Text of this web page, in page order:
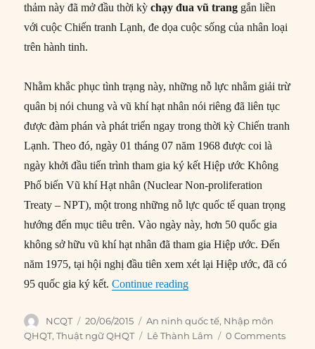
thảm này đã mở đầu thời kỳchạy đua vũ trang gắn liền
với cuộc Chiến tranh Lạnh, đe dọa cuộc sống của nhân loại
trên hành tinh.
Nhằm khắc phục tình trạng này, những nỗ lực nhằm giải trừ
quân bị nói chung và vũ khí hạt nhân nói riêng đã liên tục
được đàm phán và phát triển ngay trong thời kỳ Chiến tranh
Lạnh. Theo đó, ngày 01 tháng 07 năm 1968 được coi là
ngày khởi đầu tiến trình tham gia ký kết Hiệp ước Không
Phổ biến Vũ khí Hạt nhân (Nuclear Non-proliferation
Treaty – NPT), một trong những nỗ lực quốc tế quan trọng
hướng đến mục tiêu trên. Vào ngày này, hơn 50 quốc gia
không sở hữu vũ khí hạt nhân đã tham gia Hiệp ước. Đến
năm 1975, tại hội nghị đầu tiên xem xét lại Hiệp ước, đã có
95 quốc gia ký kết.Continue reading“Hiệp ước không phổ biến
Author
NCQT
Posted
on
20/06/2015 Categories
An ninh quốc tế, Nhập môn
QHQT,Thuật ngữ QHQT Tags
Lê Thành Lâm 0 Comments